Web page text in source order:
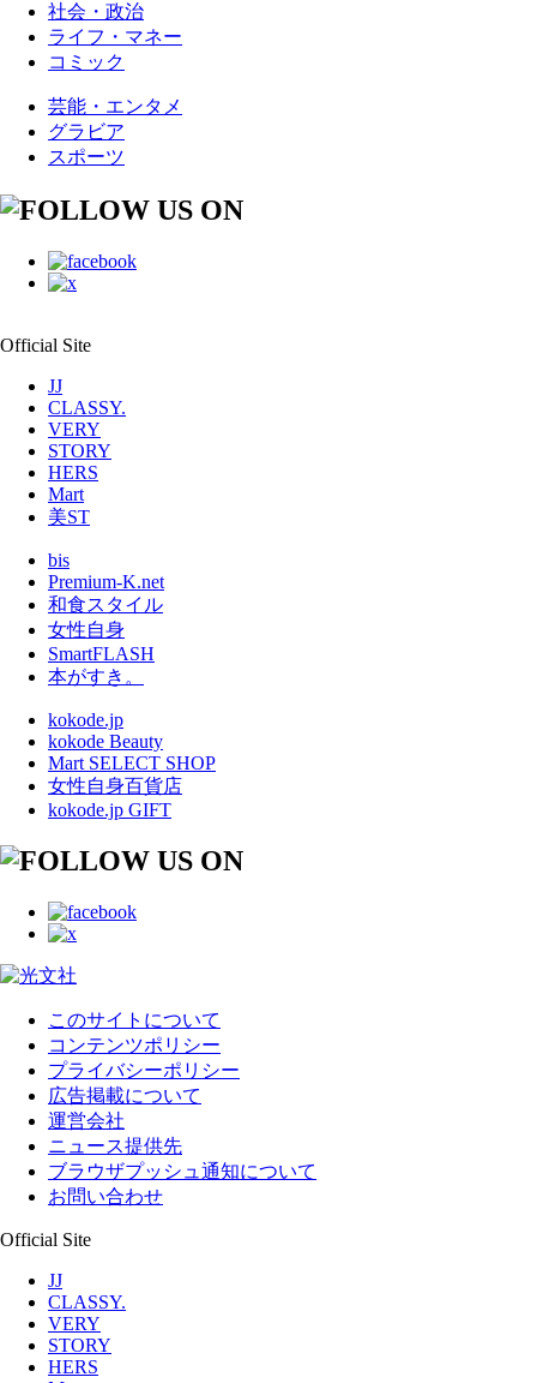
社会・政治
ライフ・マネー
コミック
芸能・エンタメ
グラビア
スポーツ
Official Site
JJ
CLASSY.
VERY
STORY
HERS
Mart
美ST
bis
Premium-K.net
和食スタイル
女性自身
SmartFLASH
本がすき。
kokode.jp
kokode Beauty
Mart SELECT SHOP
女性自身百貨店
kokode.jp GIFT
このサイトについて
コンテンツポリシー
プライバシーポリシー
広告掲載について
運営会社
ニュース提供先
ブラウザプッシュ通知について
お問い合わせ
Official Site
JJ
CLASSY.
VERY
STORY
HERS